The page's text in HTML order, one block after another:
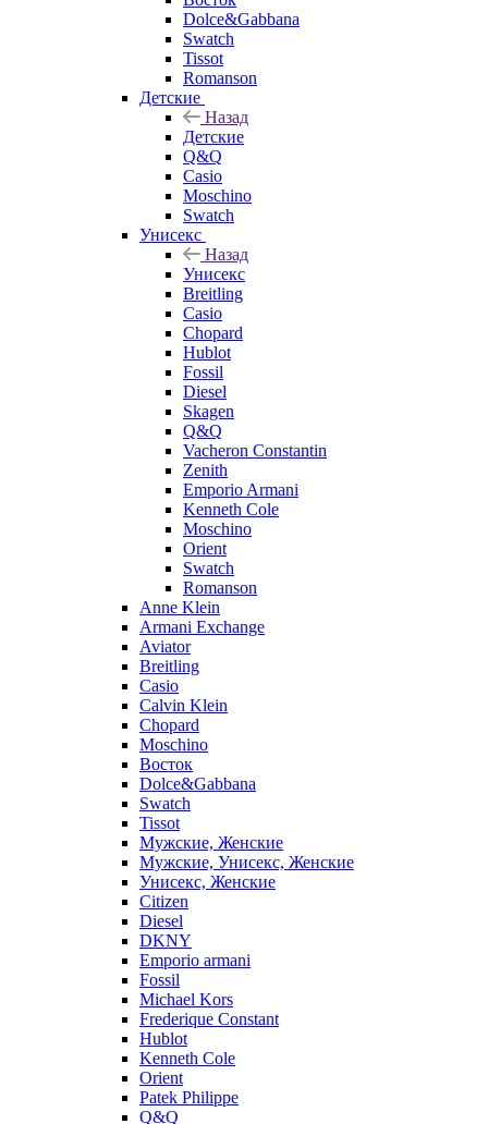
Dolce&Gabbana
Swatch
Tissot
Romanson
Детские
Назад
Детские
Q&Q
Casio
Moschino
Swatch
Унисекс
Назад
Унисекс
Breitling
Casio
Chopard
Hublot
Fossil
Diesel
Skagen
Q&Q
Vacheron Constantin
Zenith
Emporio Armani
Kenneth Cole
Moschino
Orient
Swatch
Romanson
Anne Klein
Armani Exchange
Aviator
Breitling
Casio
Calvin Klein
Chopard
Moschino
Восток
Dolce&Gabbana
Swatch
Tissot
Мужские, Женские
Мужские, Унисекс, Женские
Унисекс, Женские
Citizen
Diesel
DKNY
Emporio armani
Fossil
Michael Kors
Frederique Constant
Hublot
Kenneth Cole
Orient
Patek Philippe
Q&Q